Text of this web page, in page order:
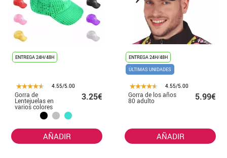
ENTREGA 24H/48H
4.55/5.00
Gorra de
Lentejuelas en
varios colores
3.25€
AÑADIR
ENTREGA 24H/48H
ÚLTIMAS UNIDADES
4.55/5.00
Gorra de los años
80 adulto 5.99€
AÑADIR